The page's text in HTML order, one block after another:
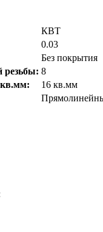
КВТ
0.03
Без покрытия
резьбы: 8
кв.мм:
16 кв.мм